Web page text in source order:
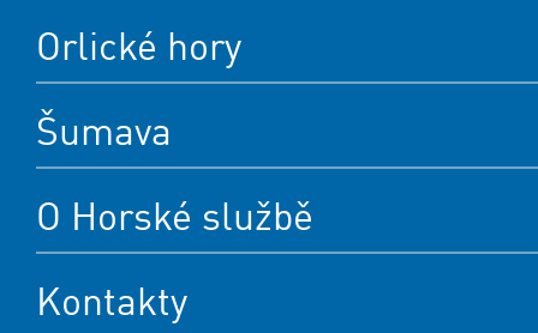
Orlické hory
Šumava
O Horské službě
Kontakty